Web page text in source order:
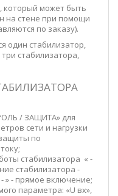
который может быть
на стене при помощи
по заказу).
один стабилизатор,
стабилизатора,
/ ЗАЩИТА» для
сети и нагрузки
по
стабилизатора « -
стабилизатора -
» - прямое включение;
параметра: «U вх»,